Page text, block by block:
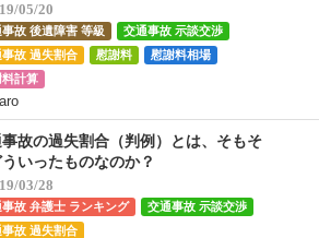
05/20
故 後遺障害 等級
交通事故 示談交渉
事故 過失割合
慰謝料
慰謝料相場
料計算
故の過失割合（判例）とは、そもそ
ういったものなのか？
03/28
事故 弁護士 ランキング
交通事故 示談交渉
事故 過失割合